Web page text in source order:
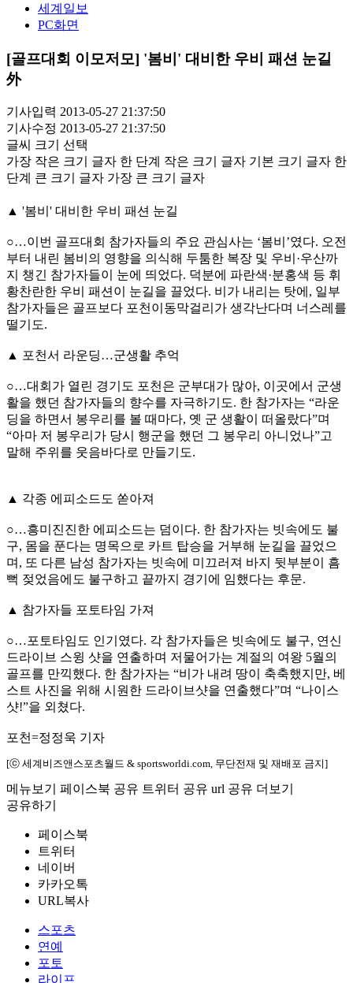
세계일보
PC화면
[골프대회 이모저모] '봄비' 대비한 우비 패션 눈길
外
기사입력 2013-05-27 21:37:50
기사수정 2013-05-27 21:37:50
글씨 크기 선택
가장 작은 크기 글자 한 단계 작은 크기 글자 기본 크기 글자 한
단계 큰 크기 글자 가장 큰 크기 글자
▲ '봄비' 대비한 우비 패션 눈길
○…이번 골프대회 참가자들의 주요 관심사는 ‘봄비’였다. 오전
부터 내린 봄비의 영향을 의식해 두툼한 복장 및 우비·우산까
지 챙긴 참가자들이 눈에 띄었다. 덕분에 파란색·분홍색 등 휘
황찬란한 우비 패션이 눈길을 끌었다. 비가 내리는 탓에, 일부
참가자들은 골프보다 포천이동막걸리가 생각난다며 너스레를
떨기도.
▲ 포천서 라운딩…군생활 추억
○…대회가 열린 경기도 포천은 군부대가 많아, 이곳에서 군생
활을 했던 참가자들의 향수를 자극하기도. 한 참가자는 “라운
딩을 하면서 봉우리를 볼 때마다, 옛 군 생활이 떠올랐다”며
“아마 저 봉우리가 당시 행군을 했던 그 봉우리 아니었나”고
말해 주위를 웃음바다로 만들기도.
▲ 각종 에피소드도 쏟아져
○…흥미진진한 에피소드는 덤이다. 한 참가자는 빗속에도 불
구, 몸을 푼다는 명목으로 카트 탑승을 거부해 눈길을 끌었으
며, 또 다른 남성 참가자는 빗속에 미끄러져 바지 뒷부분이 흠
뻑 젖었음에도 불구하고 끝까지 경기에 임했다는 후문.
▲ 참가자들 포토타임 가져
○…포토타임도 인기였다. 각 참가자들은 빗속에도 불구, 연신
드라이브 스윙 샷을 연출하며 저물어가는 계절의 여왕 5월의
골프를 만끽했다. 한 참가자는 “비가 내려 땅이 축축했지만, 베
스트 사진을 위해 시원한 드라이브샷을 연출했다”며 “나이스
샷!”을 외쳤다.
포천=정정욱 기자
[ⓒ 세계비즈앤스포츠월드 & sportsworldi.com, 무단전재 및 재배포 금지]
메뉴보기 페이스북 공유 트위터 공유 url 공유 더보기
공유하기
페이스북
트위터
네이버
카카오톡
URL복사
스포츠
연예
포토
라이프